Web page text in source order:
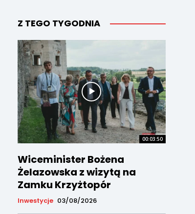
Z TEGO TYGODNIA
00:03:50
Wiceminister Bożena
Żelazowska z wizytą na
Zamku Krzyżtopór
Inwestycje 03/08/2026